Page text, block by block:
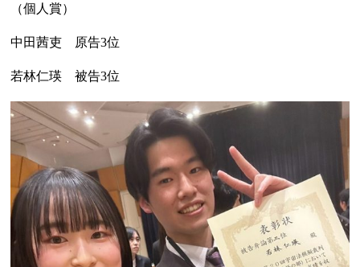
（個人賞）
中田茜吏 原告3位
若林仁瑛 被告3位